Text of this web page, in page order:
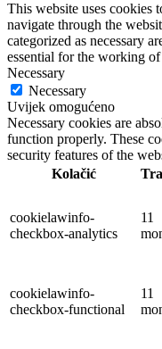
This website uses cookies
navigate through the
categorized as necessary
essential for the working
Necessary
Necessary
Uvijek omogućeno
Necessary cookies are
function properly. These
security features of the
Kolačić
cookielawinfo-
checkbox-analytics
11
cookielawinfo-
checkbox-functional
11